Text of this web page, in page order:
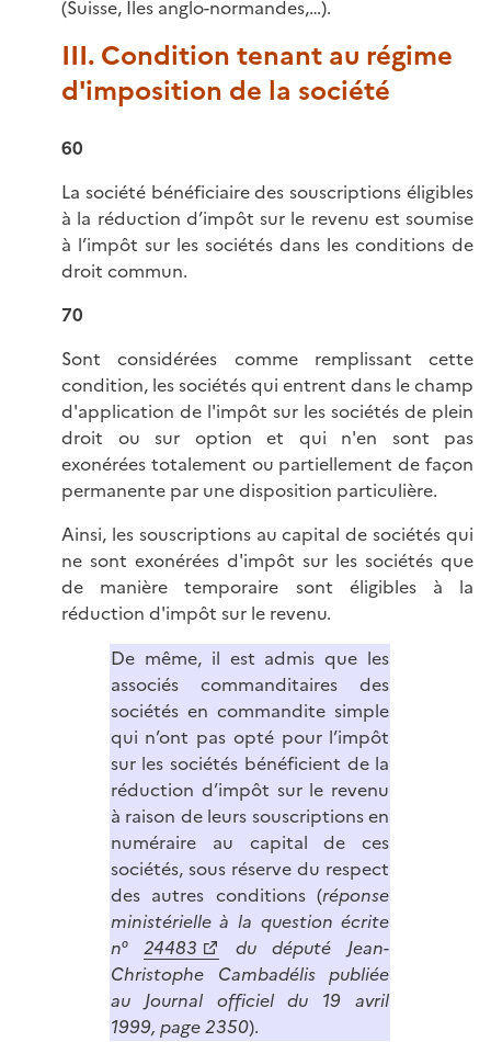
(Suisse, Iles anglo-normandes,…).
III. Condition tenant au régime
d'imposition de la société
60
La société bénéficiaire des souscriptions éligibles
à la réduction d’impôt sur le revenu est soumise
à l’impôt sur les sociétés dans les conditions de
droit commun.
70
Sont considérées comme remplissant cette
condition, les sociétés qui entrent dans le champ
d'application de l'impôt sur les sociétés de plein
droit ou sur option et qui n'en sont pas
exonérées totalement ou partiellement de façon
permanente par une disposition particulière.
Ainsi, les souscriptions au capital de sociétés qui
ne sont exonérées d'impôt sur les sociétés que
de manière temporaire sont éligibles à la
réduction d'impôt sur le revenu.
De même, il est admis que les
associés commanditaires des
sociétés en commandite simple
qui n’ont pas opté pour l’impôt
sur les sociétés bénéficient de la
réduction d’impôt sur le revenu
à raison de leurs souscriptions en
numéraire au capital de ces
sociétés, sous réserve du respect
des autres conditions (réponse
ministérielle à la question écrite
n° 24483
du député Jean-
Christophe Cambadélis publiée
au Journal officiel du 19 avril
1999, page 2350).